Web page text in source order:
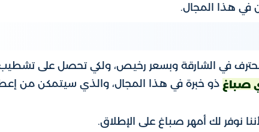
في هذا المجال.
في الشارقة وبسعر رخيص، ولكي تحصل على
صباغ ذو خبرة في هذا المجال، والذي سيتمكن من
نوفر لك أمهر صباغ على الإطلاق.